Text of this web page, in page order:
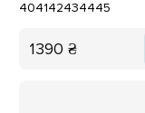
404142434445
1390 ₴